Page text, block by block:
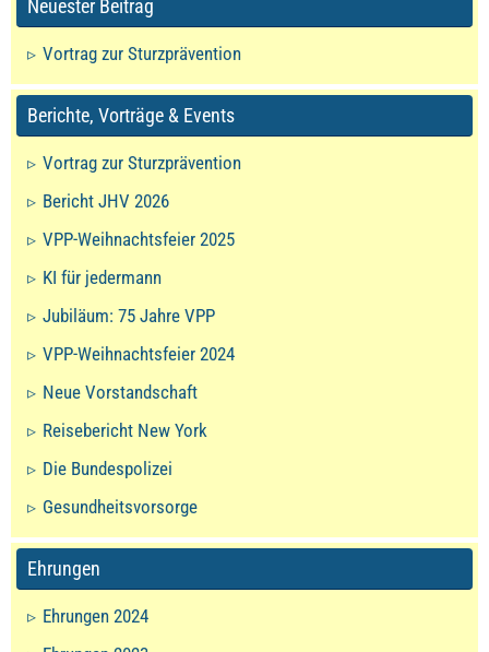
Neuester Beitrag
Vortrag zur Sturzprävention
Berichte, Vorträge & Events
Vortrag zur Sturzprävention
Bericht JHV 2026
VPP-Weihnachtsfeier 2025
KI für jedermann
Jubiläum: 75 Jahre VPP
VPP-Weihnachtsfeier 2024
Neue Vorstandschaft
Reisebericht New York
Die Bundespolizei
Gesundheitsvorsorge
Ehrungen
Ehrungen 2024